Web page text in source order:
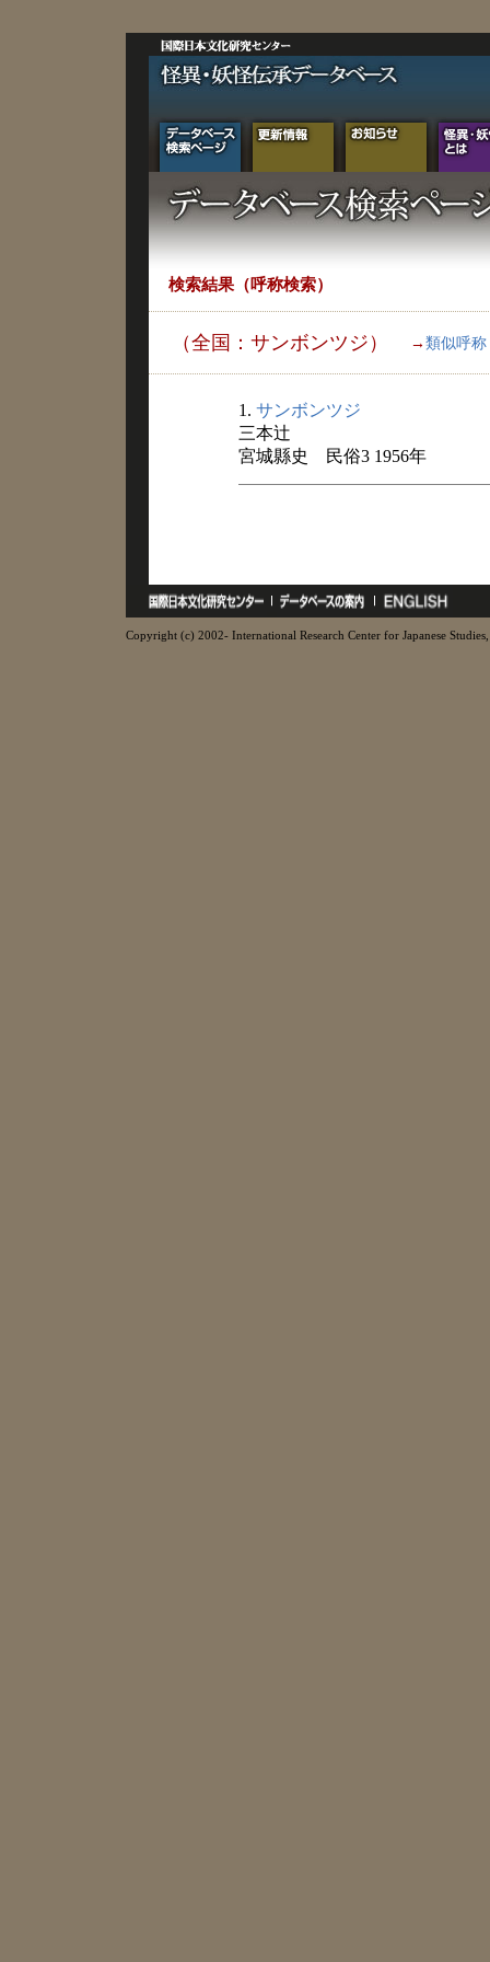
検索結果（呼称検索）
（全国：サンボンツジ） → 類似呼称
1. サンボンツジ
三本辻
宮城縣史 民俗3 1956年
Copyright (c) 2002- International Research Center for Japanese